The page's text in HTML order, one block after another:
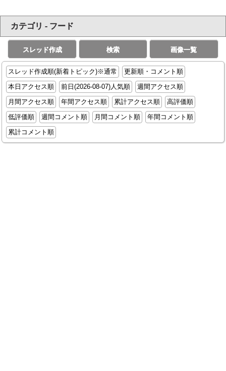
カテゴリ - フード
スレッド作成 検索 画像一覧
スレッド作成順(新着トピック)※通常
更新順・コメント順
本日アクセス順
前日(2026-08-07)人気順
週間アクセス順
月間アクセス順
年間アクセス順 累計アクセス順
高評価順
低評価順
週間コメント順 月間コメント順
年間コメント順
累計コメント順